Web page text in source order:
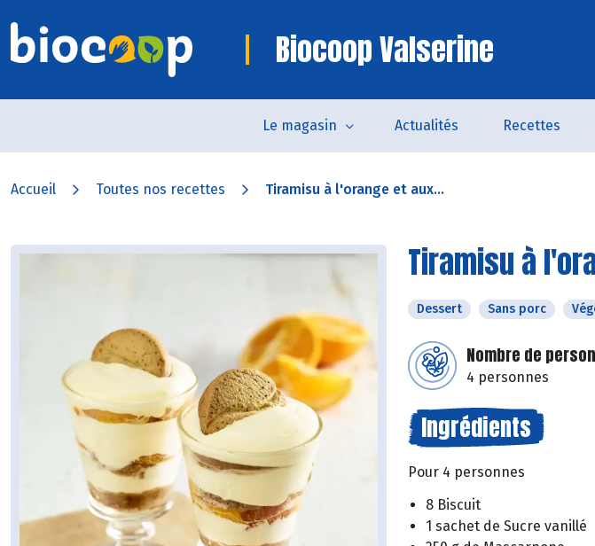
Biocoop Valserine
Le magasin Actualités Recettes
Accueil Toutes nos recettes Tiramisu à l'orange et aux...
Tiramisu à
Dessert Sans porc
Nombre de
4 personnes
Ingrédients
Pour 4 personnes
8 Biscuit
1 sachet de Sucre vanillé